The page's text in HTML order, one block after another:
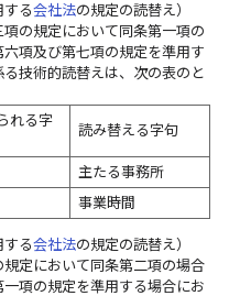
する会社法の規定の読替え）
の規定において同条第一項の
項及び第七項の規定を準用す
技術的読替えは、次の表のと
れる字
読み替える字句
主たる事務所
事業時間
する会社法の規定の読替え）
定において同条第二項の場合
項の規定を準用する場合にお